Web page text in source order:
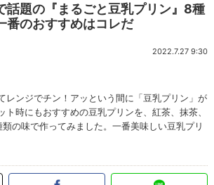
話題の『まるごと豆乳プリン』8種
番のおすすめはコレだ
2022.7.27 9:30
レンジでチン！アッという間に「豆乳プリン」が
ト時にもおすすめの豆乳プリンを、紅茶、抹茶、
の味で作ってみました。一番美味しい豆乳プリ